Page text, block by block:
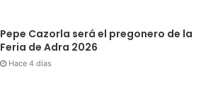
Pepe Cazorla será el pregonero de la
Feria de Adra 2026
Hace 4 días